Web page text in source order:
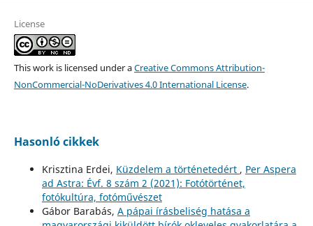
License
This work is licensed under aCreative Commons Attribution-
NonCommercial-NoDerivatives 4.0 International License.
Hasonló cikkek
Krisztina Erdei, Küzdelem a történetedért , Per Aspera
ad Astra: Évf. 8 szám 2 (2021): Fotótörténet,
fotókultúra, fotóművészet
Gábor Barabás, A pápai írásbeliség hatása a